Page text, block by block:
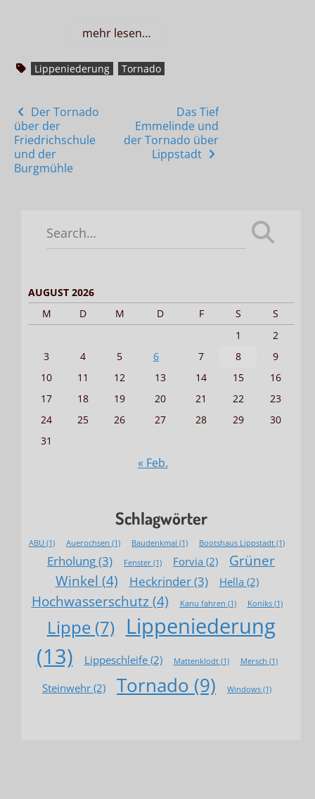
mehr lesen…
Lippeniederung Tornado
Posts
navigation
Der Tornado
über der
Friedrichschule
und der
Burgmühle
Das Tief
Emmelinde und
der Tornado über
Lippstadt
for:
AUGUST 2026
M
D M D F S
S
1
2
3
4 5 6 7 8
9
10
11 12 13 14 15
16
17
18 19 20 21 22
23
24
25 26 27 28 29
30
31
« Feb.
Schlagwörter
ABU (1) Auerochsen (1) Baudenkmal (1) Bootshaus Lippstadt (1)
Erholung(3) Fenster (1) Forvia (2)
Grüner
Winkel (4) Heckrinder(3) Hella (2)
Hochwasserschutz(4) Kanu fahren (1) Koniks(1)
Lippe(7) Lippeniederung
(13)
Lippeschleife(2) Mattenklodt(1) Mersch (1)
Steinwehr (2) Tornado (9) Windows (1)